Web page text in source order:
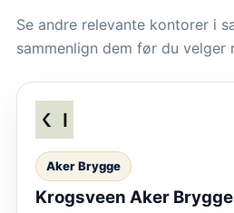
Se andre relevante kontorer i
sammenlign dem før du velger
Aker Brygge
Krogsveen Aker Brygge